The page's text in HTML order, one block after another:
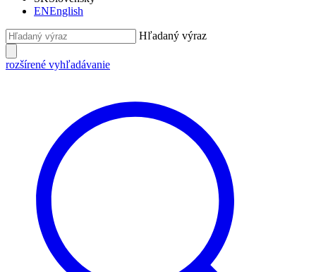
ENEnglish
Hľadaný výraz
rozšírené vyhľadávanie